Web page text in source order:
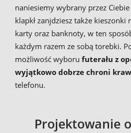
naniesiemy wybrany przez
klapkł zanjdziesz także
karty oraz banknoty, w ten
każdym razem ze sobą torebki.
możliwość wyboru futerału z
wyjątkowo dobrze chroni
telefonu.
Projektowanie